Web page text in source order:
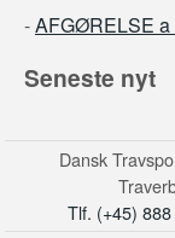
-AFGØRELSE a
Seneste nyt
Dansk
Tlf. (+45)